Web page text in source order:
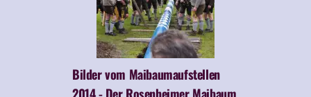
Bilder vom Maibaumaufstellen